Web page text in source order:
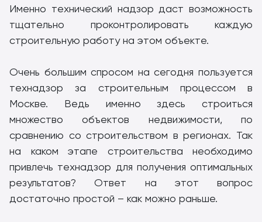
Именно технический надзор даст возможность
тщательно проконтролировать каждую
строительную работу на этом объекте.
Очень большим спросом на сегодня пользуется
технадзор за строительным процессом в
Москве. Ведь именно здесь строиться
множество объектов недвижимости, по
сравнению со строительством в регионах. Так
на каком этапе строительства необходимо
привлечь технадзор для получения оптимальных
результатов? Ответ на этот вопрос
достаточно простой – как можно раньше.